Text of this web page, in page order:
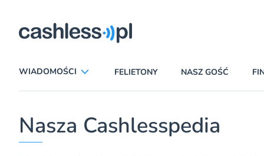
WIADOMOŚCI
CIEKAWOSTKI
E-COMMERCE
FELIETONY NASZ GOŚĆ
Nasza Cashlesspedia